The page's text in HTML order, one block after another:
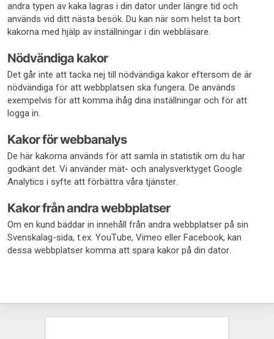
andra typen av kaka lagras i din dator under längre tid och
används vid ditt nästa besök. Du kan när som helst ta bort
kakorna med hjälp av inställningar i din webbläsare.
Nödvändiga kakor
Det går inte att tacka nej till nödvändiga kakor eftersom de är
nödvändiga för att webbplatsen ska fungera. De används
exempelvis för att komma ihåg dina inställningar och för att
logga in.
Kakor för webbanalys
De här kakorna används för att samla in statistik om du har
godkänt det. Vi använder mät- och analysverktyget Google
Analytics i syfte att förbättra våra tjänster.
Kakor från andra webbplatser
Om en kund bäddar in innehåll från andra webbplatser på sin
Svenskalag-sida, t.ex. YouTube, Vimeo eller Facebook, kan
dessa webbplatser komma att spara kakor på din dator.